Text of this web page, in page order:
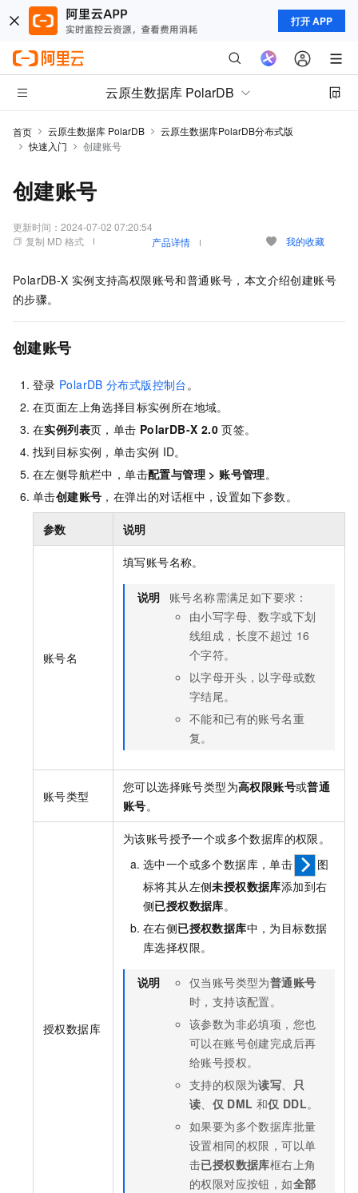
打开 APP
云原生数据库 PolarDB
首页 云原生数据库 PolarDB
云原生数据库PolarDB分布式版
快速入门
创建账号
创建账号
更新时间： 2024-07-02 07:20:54
复制 MD 格式
产品详情 我的收藏
PolarDB-X 实例支持高权限账号和普通账号，本文介绍创建账号
的步骤。
创建账号
登录 PolarDB 分布式版控制台。
在页面左上角选择目标实例所在地域。
在实例列表页，单击 PolarDB-X 2.0 页签。
找到目标实例，单击实例 ID。
在左侧导航栏中，单击配置与管理 > 账号管理。
单击创建账号 ，在弹出的对话框中，设置如下参数。
参数 说明
账号名
填写账号名称。
说明
账号名称需满足如下要求：
由小写字母、数字或下划
线组成，长度不超过 16
个字符。
以字母开头，以字母或数
字结尾。
不能和已有的账号名重
复。
账号类型
您可以选择账号类型为高权限账号或普通
账号。
授权数据库
为该账号授予一个或多个数据库的权限。
选中一个或多个数据库，单击
图
标将其从左侧未授权数据库添加到右
侧已授权数据库。
在右侧已授权数据库中，为目标数据
库选择权限。
说明 仅当账号类型为普通账号
时，支持该配置。
该参数为非必填项，您也
可以在账号创建完成后再
给账号授权。
支持的权限为读写、 只
读、 仅 DML 和仅 DDL。
如果要为多个数据库批量
设置相同的权限，可以单
击已授权数据库框右上角
的权限对应按钮，如全部